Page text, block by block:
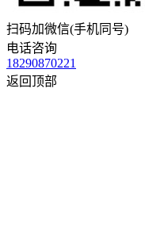
扫码加微信(手机同号)
电话咨询
18290870221
返回顶部